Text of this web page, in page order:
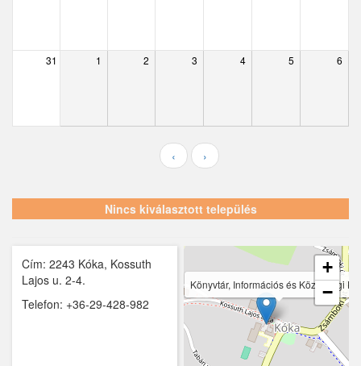
Hernád
Iklad
Ipolydamásd
31 1 2 3 4 5 6
‹ ›
Nincs kiválasztott település
Cím: 2243 Kóka, Kossuth
Lajos u. 2-4.
Telefon: +36-29-428-982
Könyvtár, Információs és Közösségi
+
−